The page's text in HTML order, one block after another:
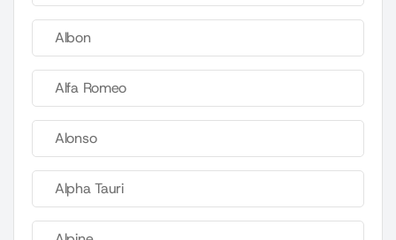
Albon
Alfa Romeo
Alonso
Alpha Tauri